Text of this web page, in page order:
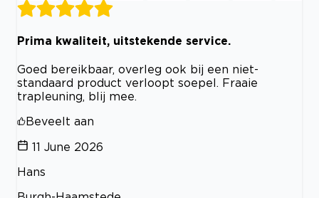
Prima kwaliteit, uitstekende service.
Goed bereikbaar, overleg ook bij een niet-
standaard product verloopt soepel. Fraaie
trapleuning, blij mee.
Beveelt aan
11 June 2026
Hans